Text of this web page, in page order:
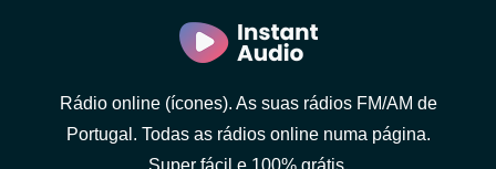
Rádio online (ícones). As suas rádios FM/AM de
Portugal. Todas as rádios online numa página.
Super fácil e 100% grátis.